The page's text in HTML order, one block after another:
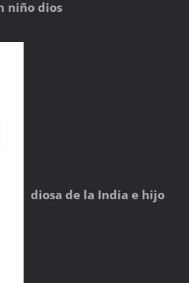
niño dios
diosa de la India e hijo